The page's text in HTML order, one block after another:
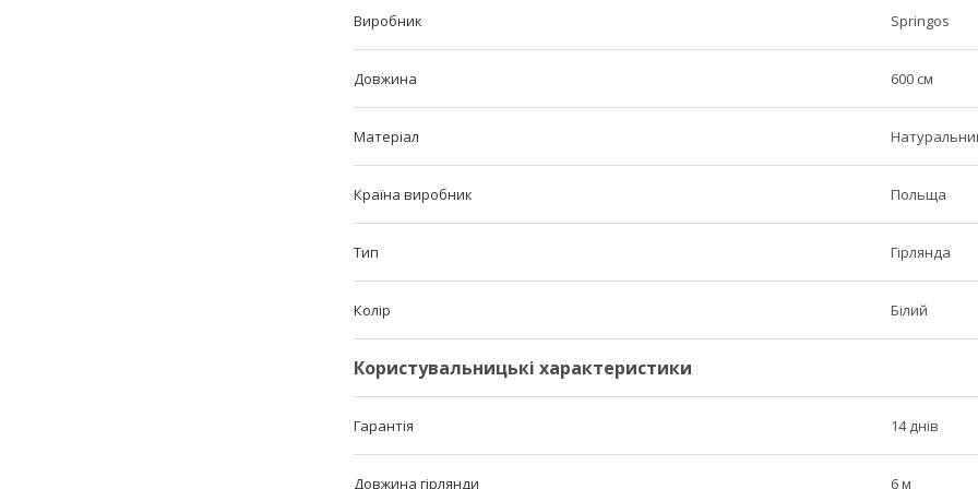
Виробник Springos
Довжина 600 см
Матеріал
Країна виробник Польща
Тип Гірлянда
Колір Білий
Користувальницькі характеристики
Гарантія 14 днів
Довжина гірлянди 6 м